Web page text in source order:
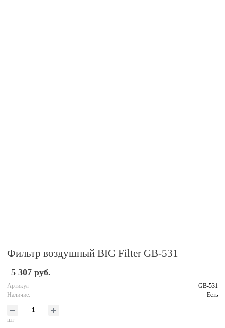
Фильтр воздушный BIG Filter GB-531
5 307 руб.
Артикул
GB-531
Наличие:
Есть
шт